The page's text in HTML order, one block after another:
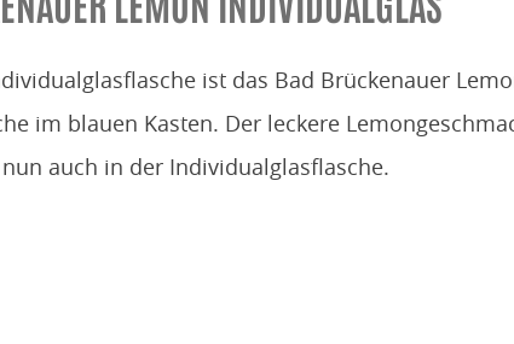
ist das Bad Brückenauer
im blauen Kasten. Der leckere
auch in der Individualglasflasche.